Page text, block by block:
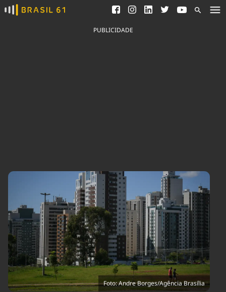
Ver todas as notícias
Saneamento
Indicadores
Brasil Mineral
Ciência &
Tecnologia
Cinema
Comportamento
Cultura
Economia
Educação
Infraestrutura
Internacional
Meio Ambiente
Podcast
Política
Saúde
Tempo
PUBLICIDADE
Foto: Andre Borges/Agência Brasília